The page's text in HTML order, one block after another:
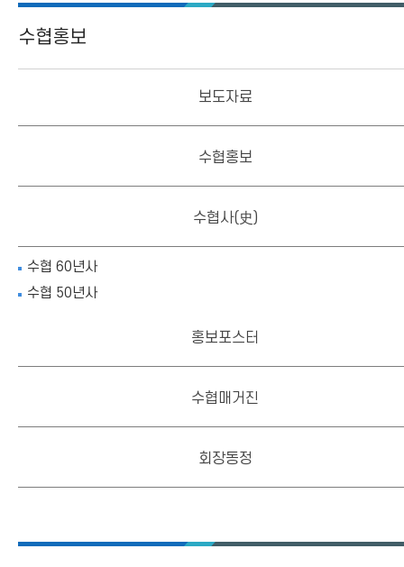
수협홍보
보도자료
수협홍보
수협사(史)
수협 60년사
수협 50년사
홍보포스터
수협매거진
회장동정